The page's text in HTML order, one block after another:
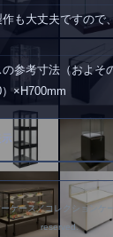
も大丈夫ですので
参考寸法（およそ
×H700mm
ケース／コレクションケ
reserved.